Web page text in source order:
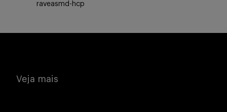
raveasmd-hcp
Veja mais